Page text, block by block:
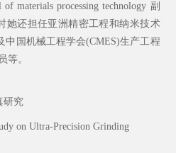
of materials processing technology 副
她还担任亚洲精密工程和纳米技术
中国机械工程学会(CMES)生产工程
等。
研究
on Ultra-Precision Grinding